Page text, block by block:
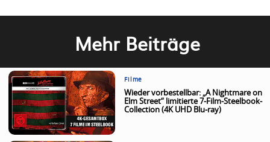
Mehr Beiträge
Filme
Wieder vorbestellbar: „A Nightmare on
Elm Street“ limitierte 7-Film-Steelbook-
Collection (4K UHD Blu-ray)